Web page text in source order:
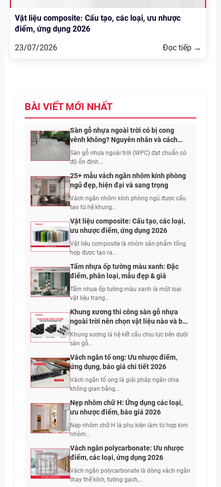
Vật liệu composite: Cấu tạo, các loại, ưu nhược
điểm, ứng dụng 2026
23/07/2026
Đọc tiếp →
BÀI VIẾT MỚI NHẤT
Sàn gỗ nhựa ngoài trời có bị cong
vênh không? Nguyên nhân và cách
hạn chế
Sàn gỗ nhựa ngoài trời (WPC) đạt chuẩn có
độ ổn định...
25+ mẫu vách ngăn nhôm kính phòng
ngủ đẹp, hiện đại và sang trọng
Vách ngăn nhôm kính phòng ngủ được cấu
tạo từ hệ khung...
Vật liệu composite: Cấu tạo, các loại,
ưu nhược điểm, ứng dụng 2026
Vật liệu composite là nhóm sản phẩm tổng
hợp được tạo ra...
Tấm nhựa ốp tường màu xanh: Đặc
điểm, phân loại, mẫu đẹp & giá
Tấm nhựa ốp tường màu xanh là một loại
vật liệu trang...
Khung xương thi công sàn gỗ nhựa
ngoài trời nên chọn vật liệu nào và bố
trí khoảng cách bao nhiêu?
Khung xương là hệ kết cấu chịu lực bên dưới
sàn gỗ...
Vách ngăn tổ ong: Ưu nhược điểm,
ứng dụng, báo giá chi tiết 2026
Vách ngăn tổ ong là giải pháp ngăn chia
không gian bằng...
Nẹp nhôm chữ H: Ứng dụng các loại,
ưu nhược điểm, báo giá 2026
Nẹp nhôm chữ H là phụ kiện làm từ hợp kim
nhôm...
Vách ngăn polycarbonate: Ưu nhược
điểm, các loại, ứng dụng 2026
Vách ngăn polycarbonate là dòng vách ngăn
thay thế kính, tường gạch,...